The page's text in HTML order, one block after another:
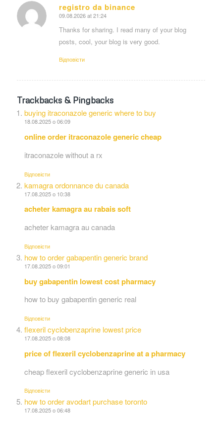
registro da binance
says:
09.08.2026 at 21:24
Thanks for sharing. I read many of your blog
posts, cool, your blog is very good.
Відповіcти
Trackbacks & Pingbacks
buying itraconazole generic where to buy
18.08.2025 о 06:09
online order itraconazole generic cheap
itraconazole without a rx
Відповіcти
kamagra ordonnance du canada
17.08.2025 о 10:38
acheter kamagra au rabais soft
acheter kamagra au canada
Відповіcти
how to order gabapentin generic brand
17.08.2025 о 09:01
buy gabapentin lowest cost pharmacy
how to buy gabapentin generic real
Відповіcти
flexeril cyclobenzaprine lowest price
17.08.2025 о 08:08
price of flexeril cyclobenzaprine at a pharmacy
cheap flexeril cyclobenzaprine generic in usa
Відповіcти
how to order avodart purchase toronto
17.08.2025 о 06:48